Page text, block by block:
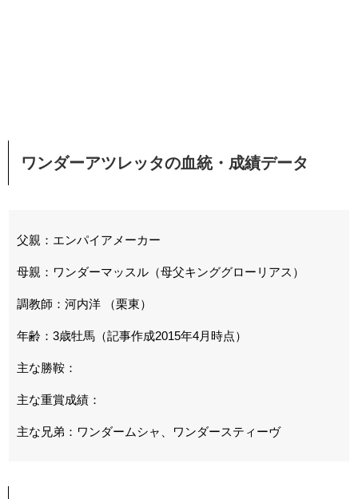
ワンダーアツレッタの血統・成績データ
父親：エンパイアメーカー
母親：ワンダーマッスル（母父キンググローリアス）
調教師：河内洋 （栗東）
年齢：3歳牡馬（記事作成2015年4月時点）
主な勝鞍：
主な重賞成績：
主な兄弟：ワンダームシャ、ワンダースティーヴ